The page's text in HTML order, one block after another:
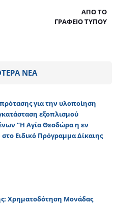
ΤΟ
ΓΡΑΦΕΙΟ ΤΥΠΟΥ
ΝΕΑ
για την υλοποίηση
εξοπλισμού
“Η Αγία Θεοδώρα η εν
Ειδικό Πρόγραμμα Δίκαιης
Χρηματοδότηση Μονάδας